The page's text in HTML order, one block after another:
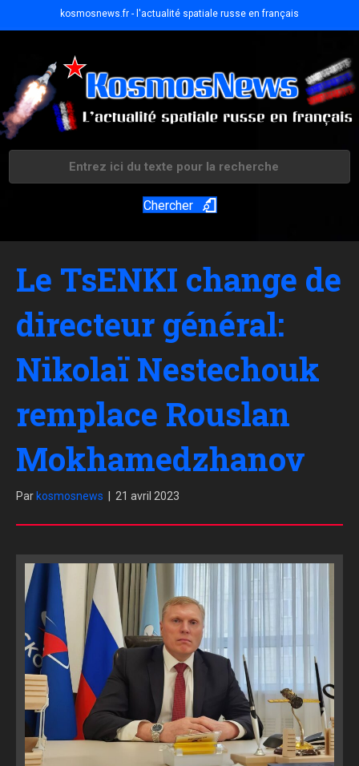
kosmosnews.fr - l'actualité spatiale russe en français
Chercher
Le TsENKI change de
directeur général:
Nikolaï Nestechouk
remplace Rouslan
Mokhamedzhanov
Par kosmosnews 21 avril 2023